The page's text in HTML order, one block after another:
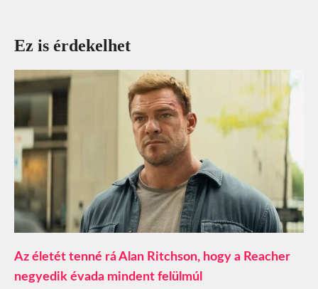
Ez is érdekelhet
Az életét tenné rá Alan Ritchson, hogy a Reacher
negyedik évada mindent felülmúl